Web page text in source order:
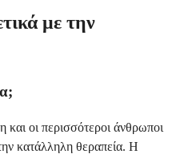
με την
οι περισσότεροι άνθρωποι
κατάλληλη θεραπεία. Η